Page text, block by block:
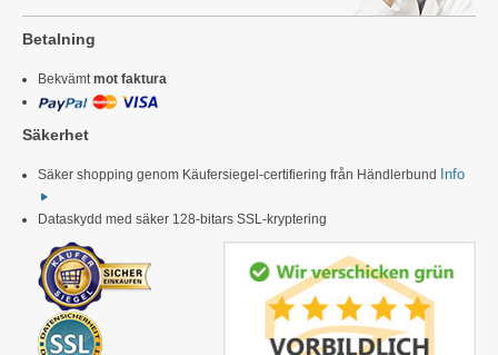
Betalning
Bekvämtmot faktura
Säkerhet
Säker shopping genom Käufersiegel-certifiering från Händlerbund Info
Dataskydd med säker 128-bitars SSL-kryptering